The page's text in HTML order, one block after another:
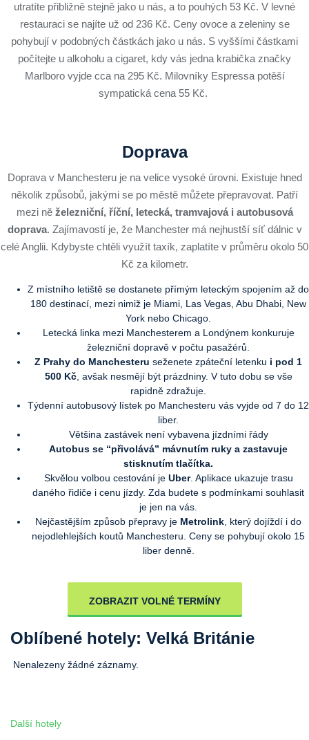
utratíte přibližně stejně jako u nás, a to pouhých 53 Kč. V levné
restauraci se najíte už od 236 Kč. Ceny ovoce a zeleniny se
pohybují v podobných částkách jako u nás. S vyššími částkami
počítejte u alkoholu a cigaret, kdy vás jedna krabička značky
Marlboro vyjde cca na 295 Kč. Milovníky Espressa potěší
sympatická cena 55 Kč.
Doprava
Doprava v Manchesteru je na velice vysoké úrovni. Existuje hned
několik způsobů, jakými se po městě můžete přepravovat. Patří
mezi ně železniční, říční, letecká, tramvajová i autobusová
doprava. Zajímavostí je, že Manchester má nejhustší síť dálnic v
celé Anglii. Kdybyste chtěli využít taxík, zaplatíte v průměru okolo 50
Kč za kilometr.
Z místního letiště se dostanete přímým leteckým spojením až do
180 destinací, mezi nimiž je Miami, Las Vegas, Abu Dhabi, New
York nebo Chicago.
Letecká linka mezi Manchesterem a Londýnem konkuruje
železniční dopravě v počtu pasažérů.
Z Prahy do Manchesteru seženete zpáteční letenku i pod 1
500 Kč, avšak nesmějí být prázdniny. V tuto dobu se vše
rapidně zdražuje.
Týdenní autobusový lístek po Manchesteru vás vyjde od 7 do 12
liber.
Většina zastávek není vybavena jízdními řády
Autobus se “přivolává” mávnutím ruky a zastavuje
stisknutím tlačítka.
Skvělou volbou cestování je Uber. Aplikace ukazuje trasu
daného řidiče i cenu jízdy. Zda budete s podmínkami souhlasit
je jen na vás.
Nejčastějším způsob přepravy je Metrolink , který dojíždí i do
nejodlehlejších koutů Manchesteru. Ceny se pohybují okolo 15
liber denně.
ZOBRAZIT VOLNÉ TERMÍNY
Oblíbené hotely: Velká Británie
Nenalezeny žádné záznamy.
Další hotely